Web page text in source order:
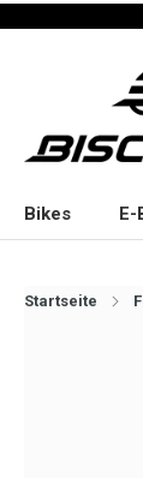
Bikes E-
Startseite